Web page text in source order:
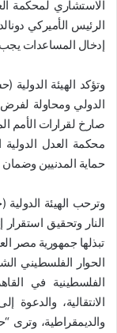
الاستشاري لمحكمة
الرئيس الأميركي
إدخال المساعدات يجب
وتؤكد الهيئة
الدولي ومحاولة لفرض
محكمة العدل
حماية المدنيين
وترحب الهيئة
النار وتحقيق
تبذلها جمهورية مصر
الحوار الفلسطيني
الفلسطينية في
الانتقالية،
والديمقراطية، وترى